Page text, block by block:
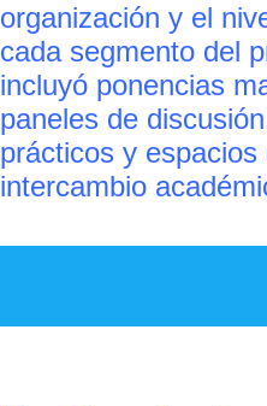
organización y el
cada segmento del
incluyó ponencias
paneles de
prácticos y
intercambio